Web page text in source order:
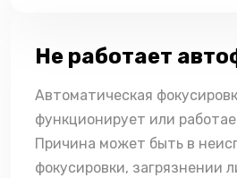
Не работает
Автоматическая
функционирует или
Причина может быть в
фокусировки, загрязнении